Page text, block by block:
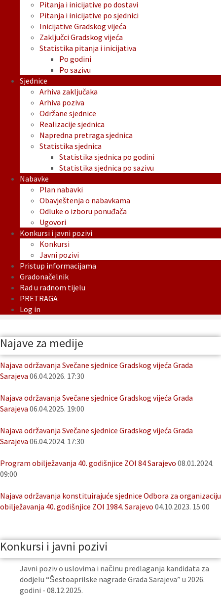
Pitanja i inicijative po dostavi
Pitanja i inicijative po sjednici
Inicijative Gradskog vijeća
Zaključci Gradskog vijeća
Statistika pitanja i inicijativa
Po godini
Po sazivu
Sjednice
Arhiva zaključaka
Arhiva poziva
Održane sjednice
Realizacije sjednica
Napredna pretraga sjednica
Statistika sjednica
Statistika sjednica po godini
Statistika sjednica po sazivu
Nabavke
Plan nabavki
Obavještenja o nabavkama
Odluke o izboru ponuđača
Ugovori
Konkursi i javni pozivi
Konkursi
Javni pozivi
Pristup informacijama
Gradonačelnik
Rad u radnom tijelu
PRETRAGA
Log in
Najave za medije
Najava održavanja Svečane sjednice Gradskog vijeća Grada
Sarajeva 06.04.2026. 17:30
Najava održavanja Svečane sjednice Gradskog vijeća Grada
Sarajeva 06.04.2025. 19:00
Najava održavanja Svečane sjednice Gradskog vijeća Grada
Sarajeva 06.04.2024. 17:30
Program obilježavanja 40. godišnjice ZOI 84 Sarajevo 08.01.2024.
09:00
Najava održavanja konstituirajuće sjednice Odbora za organizaciju
obilježavanja 40. godišnjice ZOI 1984. Sarajevo 04.10.2023. 15:00
Konkursi i javni pozivi
Javni poziv o uslovima i načinu predlaganja kandidata za
dodjelu “Šestoaprilske nagrade Grada Sarajeva” u 2026.
godini - 08.12.2025.